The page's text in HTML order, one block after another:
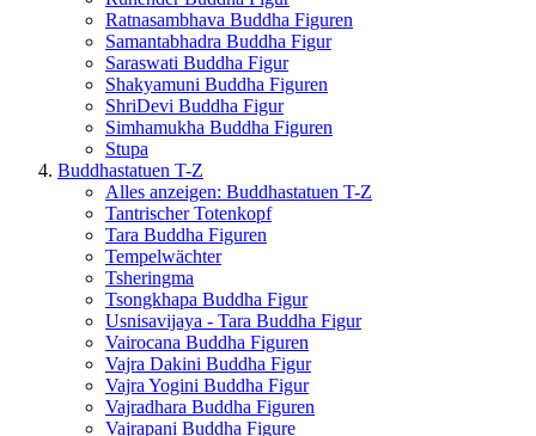
Ratnasambhava Buddha Figuren
Samantabhadra Buddha Figur
Saraswati Buddha Figur
Shakyamuni Buddha Figuren
ShriDevi Buddha Figur
Simhamukha Buddha Figuren
Stupa
Buddhastatuen T-Z
Alles anzeigen: Buddhastatuen T-Z
Tantrischer Totenkopf
Tara Buddha Figuren
Tempelwächter
Tsheringma
Tsongkhapa Buddha Figur
Usnisavijaya - Tara Buddha Figur
Vairocana Buddha Figuren
Vajra Dakini Buddha Figur
Vajra Yogini Buddha Figur
Vajradhara Buddha Figuren
Vajrapani Buddha Figure